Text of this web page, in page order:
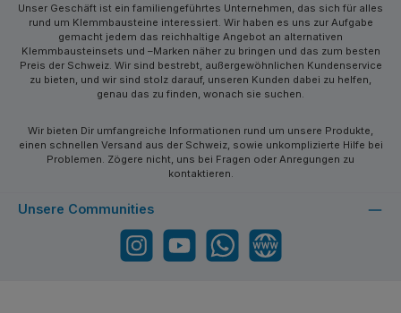
Unser Geschäft ist ein familiengeführtes Unternehmen, das sich für alles
rund um Klemmbausteine interessiert. Wir haben es uns zur Aufgabe
gemacht jedem das reichhaltige Angebot an alternativen
Klemmbausteinsets und –Marken näher zu bringen und das zum besten
Preis der Schweiz. Wir sind bestrebt, außergewöhnlichen Kundenservice
zu bieten, und wir sind stolz darauf, unseren Kunden dabei zu helfen,
genau das zu finden, wonach sie suchen.
Wir bieten Dir umfangreiche Informationen rund um unsere Produkte,
einen schnellen Versand aus der Schweiz, sowie unkomplizierte Hilfe bei
Problemen. Zögere nicht, uns bei Fragen oder Anregungen zu
kontaktieren.
Unsere Communities
Instagram YouTube WhatsApp Website